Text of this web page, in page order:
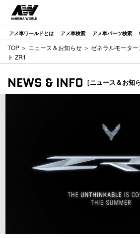
アメ車ワールドとは アメ車検索 アメ車パーツ検索
TOP ＞ ニュース＆お知らせ ＞ ゼネラルモーター
ト ZR1
NEWS & INFO ［ニュース＆お知